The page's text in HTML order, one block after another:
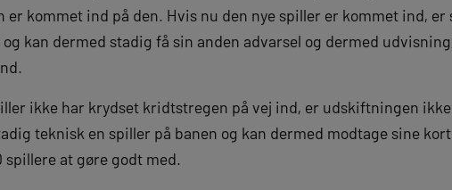
er kommet ind på den. Hvis nu den nye spiller er kommet ind, er
kan dermed stadig få sin anden advarsel og dermed
ikke har krydset kridtstregen på vej ind, er udskiftningen
teknisk en spiller på banen og kan dermed modtage sine
spillere at gøre godt med.